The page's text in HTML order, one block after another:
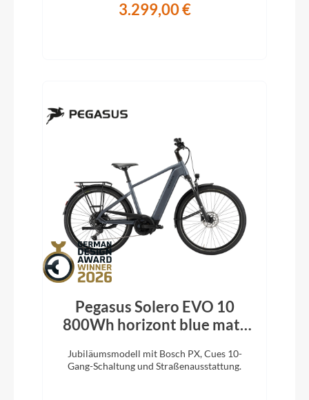
3.299,00 €
Pegasus Solero EVO 10
800Wh horizont blue matt
Jubiläumsmodell mit Bosch PX, Cues 10-
Gang-Schaltung und Straßenausstattung.